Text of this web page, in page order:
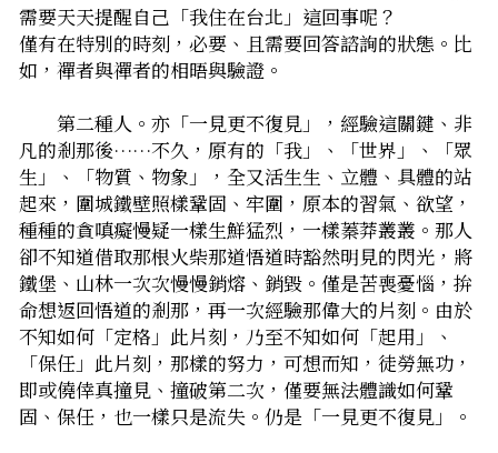
需要天天提醒自己「我住在台北」這回事呢？
僅有在特別的時刻，必要、且需要回答諮詢的狀態。比
如，禪者與禪者的相晤與驗證。
第二種人。亦「一見更不復見」，經驗這關鍵、非
凡的剎那後……不久，原有的「我」、「世界」、「眾
生」、「物質、物象」，全又活生生、立體、具體的站
起來，圍城鐵壁照樣鞏固、牢圍，原本的習氣、欲望，
種種的貪嗔癡慢疑一樣生鮮猛烈，一樣蓁莽叢叢。那人
卻不知道借取那根火柴――那道悟道時豁然明見的閃光，將
鐵堡、山林一次次慢慢銷熔、銷毀。僅是苦喪憂惱，拚
命想返回悟道的剎那，再一次經驗那偉大的片刻。由於
不知如何「定格」此片刻，乃至不知如何「起用」、
「保任」此片刻，那樣的努力，可想而知，徒勞無功，
即或僥倖真撞見、撞破第二次，僅要無法體識如何鞏
固、保任，也一樣只是流失。仍是「一見更不復見」。